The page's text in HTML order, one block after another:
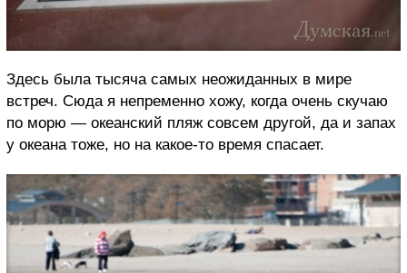
Здесь была тысяча самых неожиданных в мире
встреч. Сюда я непременно хожу, когда очень скучаю
по морю — океанский пляж совсем другой, да и запах
у океана тоже, но на какое-то время спасает.